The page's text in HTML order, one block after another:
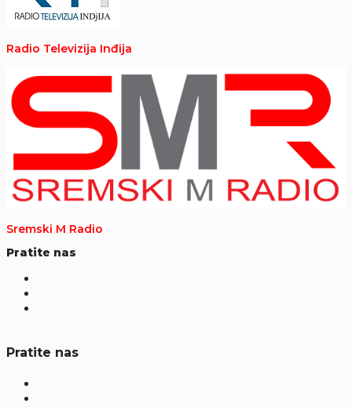
Radio Televizija Inđija
Sremski M Radio
Pratite nas
Pratite nas